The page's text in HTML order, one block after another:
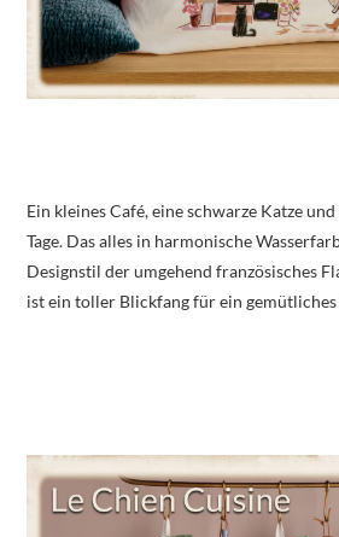
Ein kleines Café, eine schwarze Katze
Tage. Das alles in harmonische
Designstil der umgehend französisches
ist ein toller Blickfang für ein gemütliches